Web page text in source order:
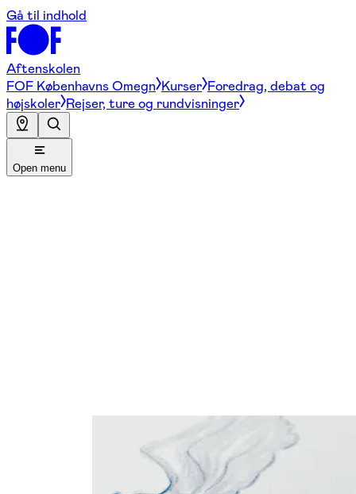
Gå til indhold
Aftenskolen
FOF Københavns Omegn Kurser Foredrag, debat og
højskoler Rejser, ture og rundvisninger
Open menu